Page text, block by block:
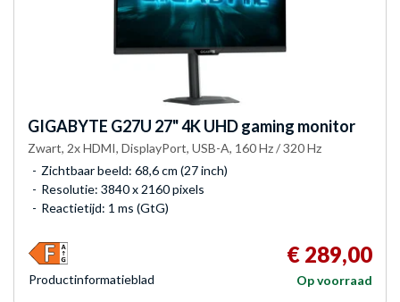
GIGABYTE G27U 27" 4K UHD gaming monitor
Zwart, 2x HDMI, DisplayPort, USB-A, 160 Hz / 320 Hz
Zichtbaar beeld: 68,6 cm (27 inch)
Resolutie: 3840 x 2160 pixels
Reactietijd: 1 ms (GtG)
€ 289,00
Op voorraad
Product­informatieblad